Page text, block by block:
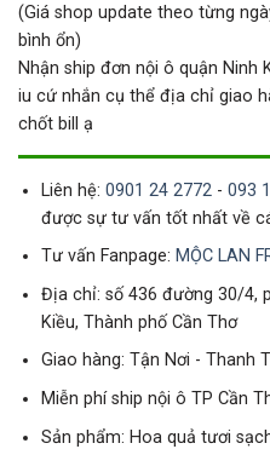
(Giá shop update theo từng
bình ổn)
Nhận ship đơn nội ô quận Ninh
iu cứ nhắn cụ thể địa chỉ giao
chốt bill ạ
Liên hệ: 0901 24 2772- 093
được sự tư vấn tốt nhất về
Tư vấn Fanpage: MỘC LAN
Địa chỉ: số 436 đường 30/4,
Kiều, Thành phố Cần Thơ
Giao hàng: Tận Nơi - Thanh
Miễn phí ship nội ô TP Cần
Sản phẩm: Hoa quả tươi